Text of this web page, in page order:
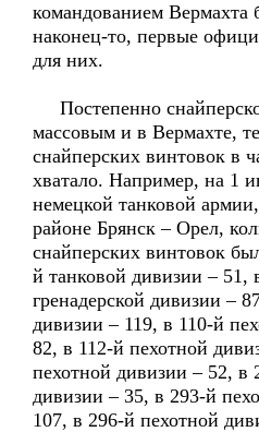
командованием Вермахта
наконец-то, первые
для них.
Постепенно
массовым и в Вермахте,
снайперских винтовок в
хватало. Например, на 1
немецкой танковой
районе Брянск – Орел,
снайперских винтовок
й танковой дивизии – 51,
гренадерской дивизии –
дивизии – 119, в 110-й
82, в 112-й пехотной
пехотной дивизии – 52, в
дивизии – 35, в 293-й
107, в 296-й пехотной